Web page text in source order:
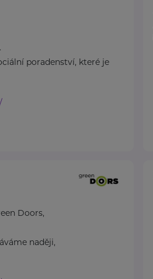
poradenství, které je
Doors,
naději,